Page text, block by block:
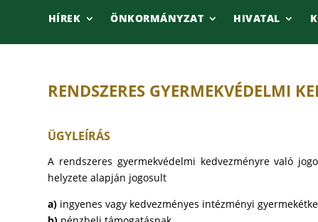
HÍREK ÖNKORMÁNYZAT HIVATAL
RENDSZERES GYERMEKVÉDELMI
ÜGYLEÍRÁS
A rendszeres gyermekvédelmi kedvezményre való
helyzete alapján jogosult
a) ingyenes vagy kedvezményes intézményi